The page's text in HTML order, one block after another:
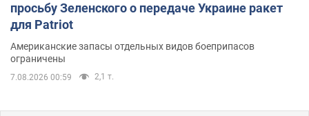
просьбу Зеленского о передаче Украине ракет
для Patriot
Американские запасы отдельных видов боеприпасов
ограничены
7.08.2026 00:59 2,1 т.